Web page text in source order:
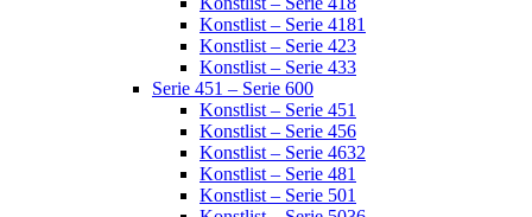
Konstlist – Serie 4181
Konstlist – Serie 423
Konstlist – Serie 433
Serie 451 – Serie 600
Konstlist – Serie 451
Konstlist – Serie 456
Konstlist – Serie 4632
Konstlist – Serie 481
Konstlist – Serie 501